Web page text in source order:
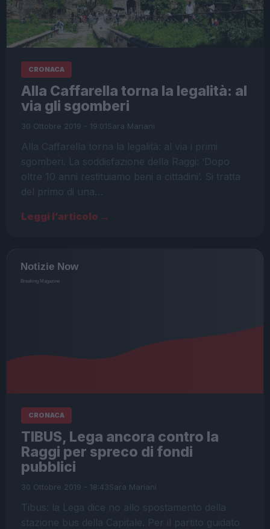
CRONACA
Alla Caffarella torna la legalità: al
via gli sgomberi
30 Ottobre 2019 - 19:01Sara Mariani
Alla Caffarella torna la legalità: al via i primi
sgomberi. La soddisfazione della Raggi: ‘Dopo
oltre 10 anni restituiamo beni a cittadini’. Si tratta
del primo di una…
Leggi l’articolo →
CRONACA
TIBUS, Lega ancora contro la
Raggi per spreco di fondi
pubblici
30 Ottobre 2019 - 18:43Sara Mariani
Tibus: la Lega dice no allo spostamento della
stazione bus della Capitale. Per il partito guidato